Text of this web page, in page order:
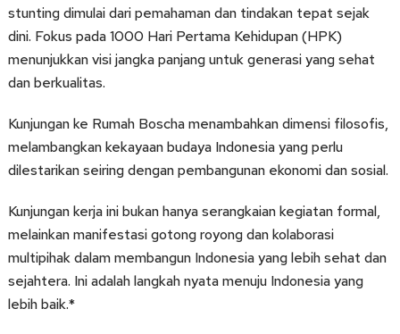
stunting dimulai dari pemahaman dan tindakan tepat sejak
dini. Fokus pada 1000 Hari Pertama Kehidupan (HPK)
menunjukkan visi jangka panjang untuk generasi yang sehat
dan berkualitas.
Kunjungan ke Rumah Boscha menambahkan dimensi filosofis,
melambangkan kekayaan budaya Indonesia yang perlu
dilestarikan seiring dengan pembangunan ekonomi dan sosial.
Kunjungan kerja ini bukan hanya serangkaian kegiatan formal,
melainkan manifestasi gotong royong dan kolaborasi
multipihak dalam membangun Indonesia yang lebih sehat dan
sejahtera. Ini adalah langkah nyata menuju Indonesia yang
lebih baik.*